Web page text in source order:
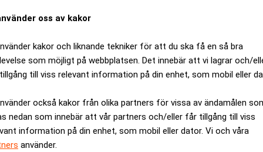
oss av kakor
kakor och liknande tekniker för att du ska få en så bra
som möjligt på webbplatsen. Det innebär att vi lagrar och/
till viss relevant information på din enhet, som mobil eller
också kakor från olika partners för vissa av ändamålen
nedan som innebär att vår partners och/eller får tillgång till viss
information på din enhet, som mobil eller dator. Vi och våra
använder.
ut innehavet i Millicom – 37,8 miljoner aktier – till